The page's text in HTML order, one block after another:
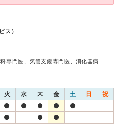
ス）
科専門医、気管支鏡専門医、消化器病…
火 水 木 金 土 日 祝